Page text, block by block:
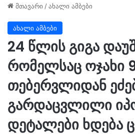
მთავარი /ახალი ამბები
ახალი ამბები
24 წლის გიგა
რომელსაც ოჯახი
თებერვლიდან
გარდაცვლილი
დეტალები ხდება